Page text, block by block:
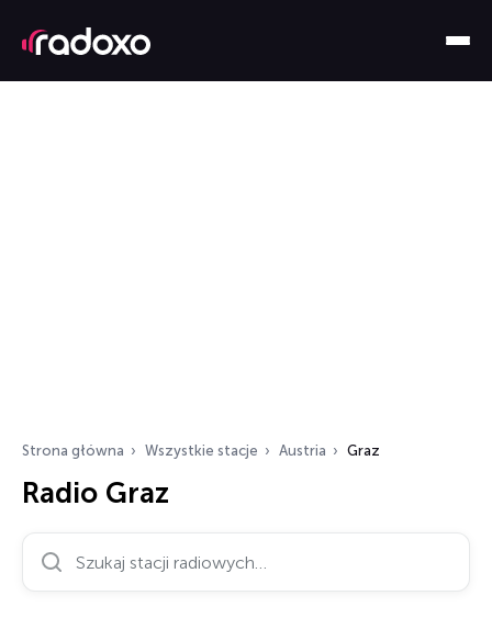
Strona główna Wszystkie stacje Austria Graz
Radio Graz
Szukaj stacji radiowych…